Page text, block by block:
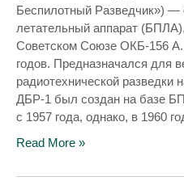
Беспилотный Разведчик») —
летательный аппарат
Советском Союзе ОКБ-156 А.
годов. Предназначался для
радиотехнической разведки
ДБР-1 был создан на базе
с 1957 года, однако, в 1960
Read More »